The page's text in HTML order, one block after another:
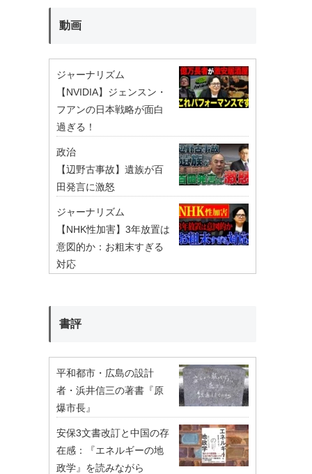
動画
ジャーナリズム
【NVIDIA】ジェンスン・
フアンの日本戦略が面白
過ぎる！
政治
【辺野古事故】遺族が百
田発言に激怒
ジャーナリズム
【NHK性加害】3年放置は
意図的か：お粗末すぎる
対応
書評
平和都市・広島の設計
者・浜井信三の著書『原
爆市長』
安保3文書改訂と中国の存
在感：『エネルギーの地
政学』を読みながら